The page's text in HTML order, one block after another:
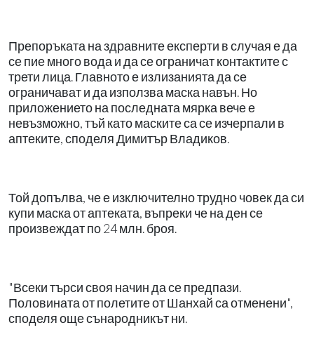
Препоръката на здравните експерти в случая е да
се пие много вода и да се ограничат контактите с
трети лица. Главното е излизанията да се
ограничават и да използва маска навън. Но
приложението на последната мярка вече е
невъзможно, тъй като маските са се изчерпали в
аптеките, споделя Димитър Владиков.
Той допълва, че е изключително трудно човек да си
купи маска от аптеката, въпреки че на ден се
произвеждат по 24 млн. броя.
"Всеки търси своя начин да се предпази.
Половината от полетите от Шанхай са отменени",
споделя още сънародникът ни.